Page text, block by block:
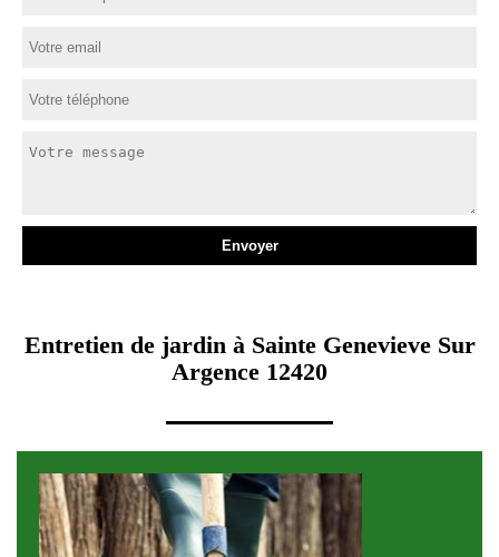
Entretien de jardin à Sainte Genevieve Sur
Argence 12420